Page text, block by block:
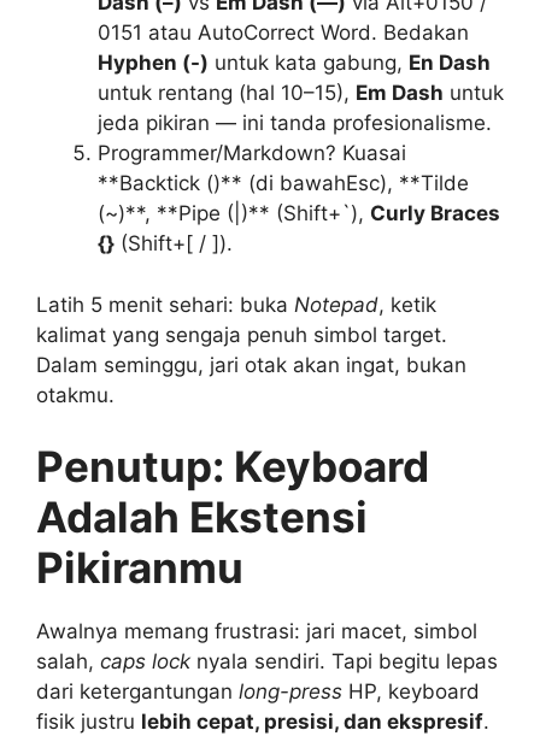
0151 atau AutoCorrect Word. Bedakan
Hyphen (-) untuk kata gabung, En Dash
untuk rentang (hal 10–15), Em Dash untuk
jeda pikiran — ini tanda profesionalisme.
Programmer/Markdown? Kuasai
**Backtick ()** (di bawahEsc), **Tilde
(~)**, **Pipe (|)** (Shift+`), Curly Braces
{} (Shift+[ / ]).
Latih 5 menit sehari: buka Notepad, ketik
kalimat yang sengaja penuh simbol target.
Dalam seminggu, jari otak akan ingat, bukan
otakmu.
Penutup: Keyboard
Adalah Ekstensi
Pikiranmu
Awalnya memang frustrasi: jari macet, simbol
salah, caps lock nyala sendiri. Tapi begitu lepas
dari ketergantungan long-press HP, keyboard
fisik justru lebih cepat, presisi, dan ekspresif.